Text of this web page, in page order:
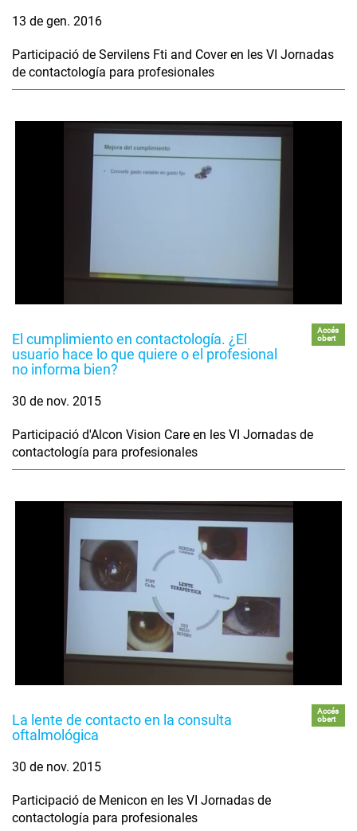
13 de gen. 2016
Participació de Servilens Fti and Cover en les VI Jornadas
de contactología para profesionales
El cumplimiento en contactología. ¿El
usuario hace lo que quiere o el profesional
no informa bien?
Accés
obert
30 de nov. 2015
Participació d'Alcon Vision Care en les VI Jornadas de
contactología para profesionales
La lente de contacto en la consulta
oftalmológica
Accés
obert
30 de nov. 2015
Participació de Menicon en les VI Jornadas de
contactología para profesionales